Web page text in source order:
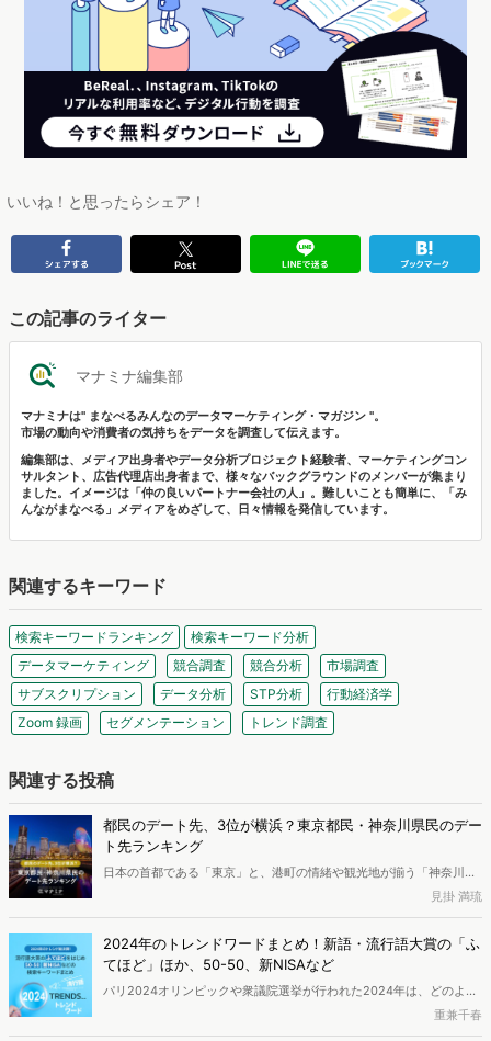
いいね！と思ったらシェア！
この記事のライター
マナミナ編集部
マナミナは" まなべるみんなのデータマーケティング・マガジン "。
市場の動向や消費者の気持ちをデータを調査して伝えます。
編集部は、メディア出身者やデータ分析プロジェクト経験者、マーケティングコン
サルタント、広告代理店出身者まで、様々なバックグラウンドのメンバーが集まり
ました。イメージは「仲の良いパートナー会社の人」。難しいことも簡単に、「み
んながまなべる」メディアをめざして、日々情報を発信しています。
関連するキーワード
検索キーワードランキング
検索キーワード分析
データマーケティング
競合調査 競合分析
市場調査
サブスクリプション
データ分析 STP分析
行動経済学
Zoom 録画
セグメンテーション トレンド調査
関連する投稿
都民のデート先、3位が横浜？東京都民・神奈川県民のデー
ト先ランキング
日本の首都である「東京」と、港町の情緒や観光地が揃う「神奈川」
いからこそ「結局みんな、どこに行くのか」が見えにくい面もありま
す。今回は、Web上の検索データを分析し、東京都民と神奈川県民が
選ぶデートスポットの傾向を調査しました。日本有数の都市であるこ
の2つのエリアに住む人々は、普段どのような場所でデートをしてい
るのでしょうか。
見掛 満琉
2024年のトレンドワードまとめ！新語・流行語大賞の「ふ
てほど」ほか、50-50、新NISAなど
パリ2024オリンピックや衆議院選挙が行われた2024年は、どのよう
な1年だったのでしょうか？2024年新語・流行語大賞の分析とヴァリ
ューズで分析した今年1年間の週間検索キーワードランキングから
重兼千春